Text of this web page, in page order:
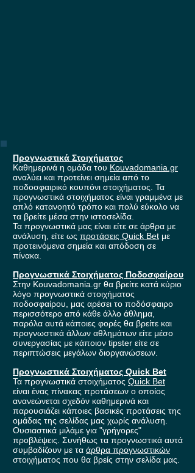
Προγνωστικά Στοιχήματος
Καθημερινά η ομάδα του Kouvadomania.gr
αναλύει και προτείνει σημεία από το
ποδοσφαιρικό κουπόνι στοιχήματος. Τα
προγνωστικά στοιχήματος είναι γραμμένα με
απλό κατανοητό τρόπο και πολύ εύκολο να
τα βρείτε μέσα στην ιστοσελίδα.
Τα προγνωστικά μας είναι είτε σε άρθρα με
ανάλυση, είτε ως προτάσεις Quick Bet με
προτεινόμενα σημεία και απόδοση σε
πίνακα.
Προγνωστικά Στοιχήματος Ποδοσφαίρου
Στην Kouvadomania.gr θα βρείτε κατά κύριο
λόγο προγνωστικά στοιχήματος
ποδοσφαίρου, μας αρέσει το ποδόσφαιρο
περισσότερο από κάθε άλλο άθλημα,
παρόλα αυτά κάποιες φορές θα βρείτε και
προγνωστικά άλλων αθλημάτων είτε μέσο
συνεργασίας με κάποιον tipster είτε σε
περιπτώσεις μεγάλων διοργανώσεων.
Προγνωστικά Στοιχήματος Quick Bet
Τα προγνωστικά στοιχήματος Quick Bet
είναι ένας πίνακας προτάσεων ο οποίος
ανανεώνεται σχεδόν καθημερινά και
παρουσιάζει κάποιες βασικές προτάσεις της
ομάδας της σελίδας μας χωρίς ανάλυση.
Ουσιαστικά μιλάμε για "γρήγορες"
προβλέψεις. Συνήθως τα προγνωστικά αυτά
συμβαδίζουν με τα άρθρα προγνωστικών
στοιχήματος που θα βρείς στην σελίδα μας.